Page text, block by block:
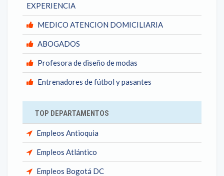
EXPERIENCIA
MEDICO ATENCION DOMICILIARIA
ABOGADOS
Profesora de diseño de modas
Entrenadores de fútbol y pasantes
TOP DEPARTAMENTOS
Empleos Antioquia
Empleos Atlántico
Empleos Bogotá DC